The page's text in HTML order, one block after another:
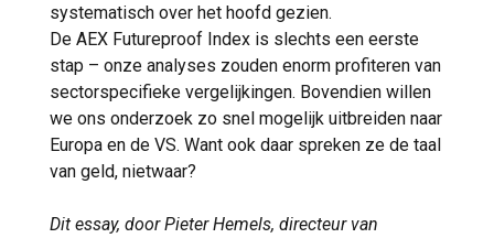
systematisch over het hoofd gezien.
De AEX Futureproof Index is slechts een eerste
stap – onze analyses zouden enorm profiteren van
sectorspecifieke vergelijkingen. Bovendien willen
we ons onderzoek zo snel mogelijk uitbreiden naar
Europa en de VS. Want ook daar spreken ze de taal
van geld, nietwaar?
Dit essay, door Pieter Hemels, directeur van